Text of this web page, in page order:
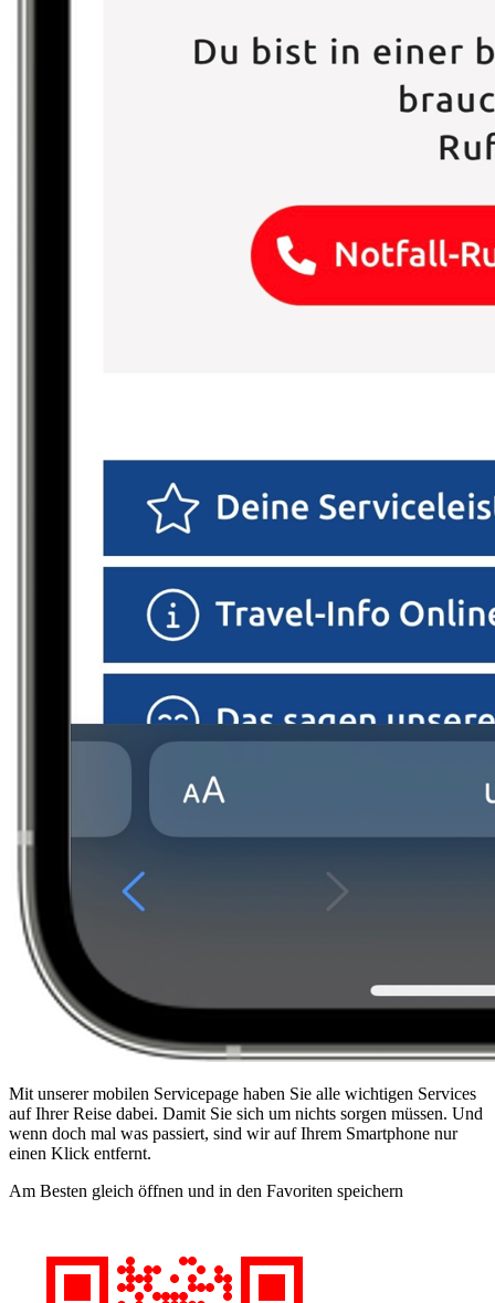
Mit unserer mobilen Servicepage haben Sie alle wichtigen Services
auf Ihrer Reise dabei. Damit Sie sich um nichts sorgen müssen. Und
wenn doch mal was passiert, sind wir auf Ihrem Smartphone nur
einen Klick entfernt.
Am Besten gleich öffnen und in den Favoriten speichern